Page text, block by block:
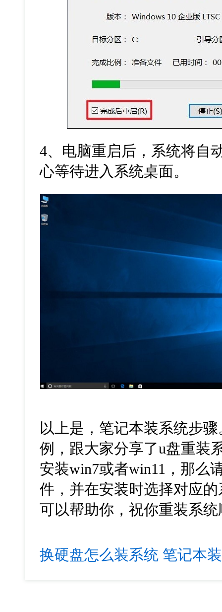
4、电脑重启后，系统将自
心等待进入系统桌面。
以上是，笔记本装系统步
例，跟大家分享了u盘重装
安装win7或者win11，那么
件，并在安装时选择对应
可以帮助你，祝你重装系统
换硬盘怎么装系统 笔记本